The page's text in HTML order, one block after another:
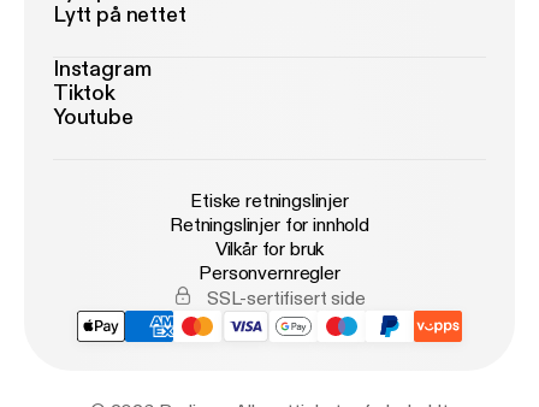
Lytt på nettet
Instagram
Tiktok
Youtube
Etiske retningslinjer
Retningslinjer for innhold
Vilkår for bruk
Personvernregler
SSL-sertifisert side